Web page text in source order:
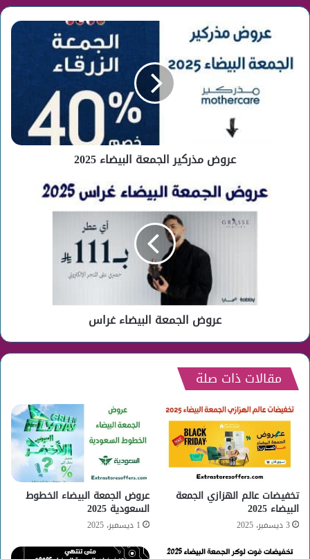
الجمعة
البيضاء
عروض مذركير الجمعة البيضاء 2025
عروض الجمعة البيضاء غراس
مقالات ذات صلة
تخفيضات عالم الهزازي الجمعة
البيضاء 2025
3 ديسمبر، 2025
عروض الجمعة البيضاء الخطوط
السعودية 2025
1 ديسمبر، 2025